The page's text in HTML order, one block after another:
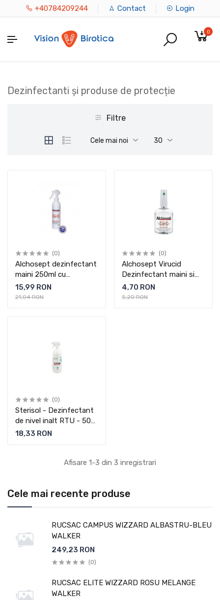
+40784209244 Contact Login
0
Cele mai recente produse
RUCSAC CAMPUS WIZZARD ALBASTRU-BLEU
WALKER
249,23 RON
(0)
RUCSAC ELITE WIZZARD ROSU MELANGE
WALKER
Dezinfectanti și produse de protecție
Filtre
Cele mai noi 30
(0)
Alchosept dezinfectant
maini 250ml cu
pulverizator (85%)
15,99 RON
21,04 RON
(0)
Alchosept Virucid
Dezinfectant maini si
tegumente 40 ml, avizat
Ministerul Sanatatii
4,70 RON
5,20 RON
(0)
Sterisol - Dezinfectant
de nivel inalt RTU - 500
ml
18,33 RON
Afisare 1-3 din 3 inregistrari